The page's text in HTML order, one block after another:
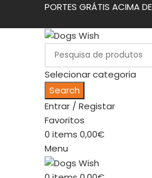
PORTES GRÁTIS ACIMA
Selecionar categoria
Search
Entrar / Registar
Favoritos
0 items 0,00€
Menu